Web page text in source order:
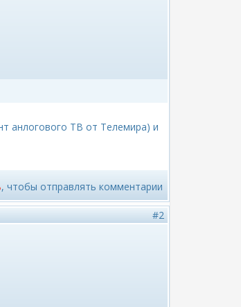
анлогового ТВ от Телемира) и
, чтобы отправлять комментарии
#2